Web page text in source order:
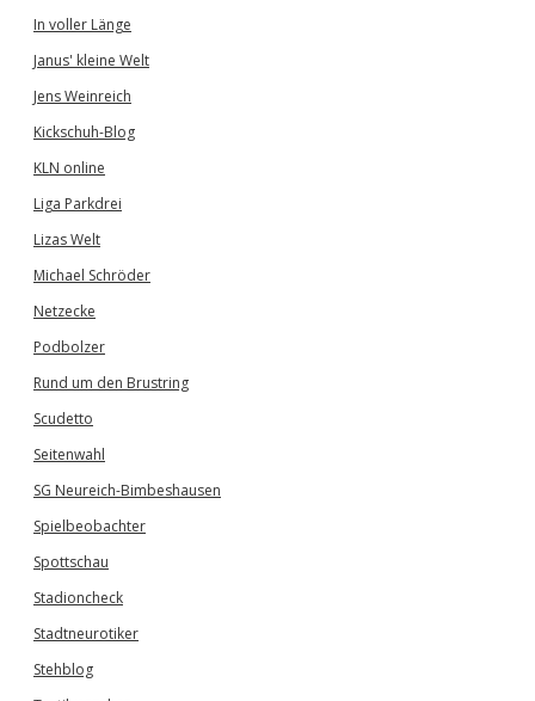
In voller Länge
Janus' kleine Welt
Jens Weinreich
Kickschuh-Blog
KLN online
Liga Parkdrei
Lizas Welt
Michael Schröder
Netzecke
Podbolzer
Rund um den Brustring
Scudetto
Seitenwahl
SG Neureich-Bimbeshausen
Spielbeobachter
Spottschau
Stadioncheck
Stadtneurotiker
Stehblog